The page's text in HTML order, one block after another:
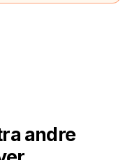
andre